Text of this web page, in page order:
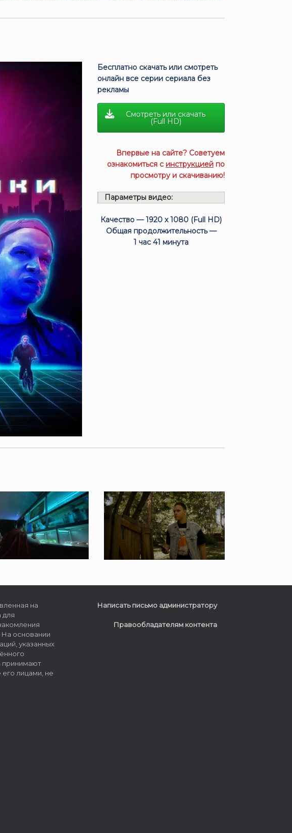
Бесплатно скачать или смотреть
онлайн все серии сериала без
рекламы
Смотреть или скачать
(Full HD)
Впервые на сайте? Советуем
ознакомиться с инструкцией по
просмотру и скачиванию!
Параметры видео:
Качество — 1920 x 1080 (Full HD)
Общая продолжительность —
1 час 41 минута
на
для
На основании
указанных
принимают
лицами, не
Написать письмо администратору
Правообладателям контента